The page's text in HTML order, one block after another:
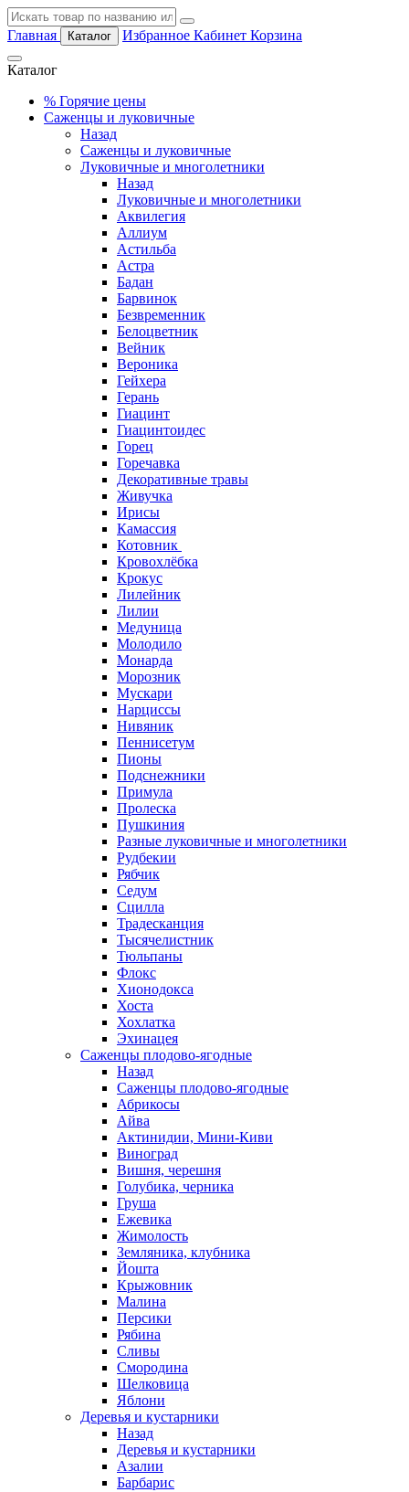
Главная Каталог Избранное Кабинет Корзина
Каталог
% Горячие цены
Саженцы и луковичные
Назад
Саженцы и луковичные
Луковичные и многолетники
Назад
Луковичные и многолетники
Аквилегия
Аллиум
Астильба
Астра
Бадан
Барвинок
Безвременник
Белоцветник
Вейник
Вероника
Гейхера
Герань
Гиацинт
Гиацинтоидес
Горец
Горечавка
Декоративные травы
Живучка
Ирисы
Камассия
Котовник
Кровохлёбка
Крокус
Лилейник
Лилии
Медуница
Молодило
Монарда
Морозник
Мускари
Нарциссы
Нивяник
Пеннисетум
Пионы
Подснежники
Примула
Пролеска
Пушкиния
Разные луковичные и многолетники
Рудбекии
Рябчик
Седум
Сцилла
Традесканция
Тысячелистник
Тюльпаны
Флокс
Хионодокса
Хоста
Хохлатка
Эхинацея
Саженцы плодово-ягодные
Назад
Саженцы плодово-ягодные
Абрикосы
Айва
Актинидии, Мини-Киви
Виноград
Вишня, черешня
Голубика, черника
Груша
Ежевика
Жимолость
Земляника, клубника
Йошта
Крыжовник
Малина
Персики
Рябина
Сливы
Смородина
Шелковица
Яблони
Деревья и кустарники
Назад
Деревья и кустарники
Азалии
Барбарис